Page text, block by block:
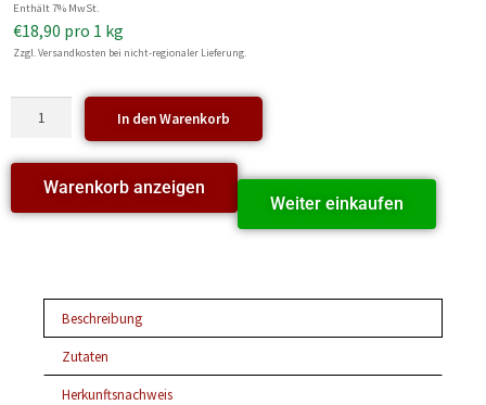
Enthält 7% MwSt.
€18,90 pro 1 kg
Zzgl. Versandkosten bei nicht-regionaler Lieferung.
In den Warenkorb
Warenkorb anzeigen
Weiter einkaufen
Beschreibung
Zutaten
Herkunftsnachweis